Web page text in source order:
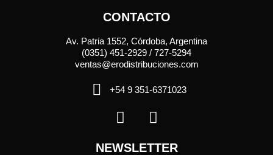
CONTACTO
Av. Patria 1552, Córdoba, Argentina
(0351) 451-2929 / 727-5294
ventas@erodistribuciones.com
+54 9 351-6371023
NEWSLETTER